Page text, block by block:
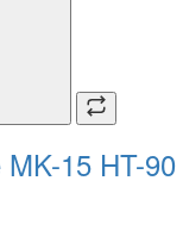
15 HT-90